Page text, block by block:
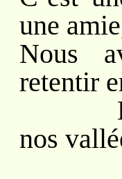
une
Nous
retentir
Le
nos